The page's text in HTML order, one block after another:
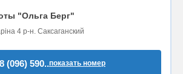
"Ольга Берг"
4 р-н. Саксаганский
(096) 590..показать номер